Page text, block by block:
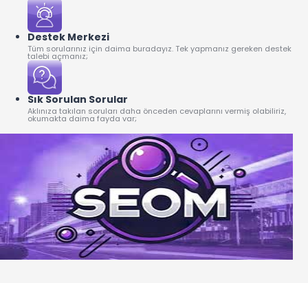
Destek Merkezi
Tüm sorularınız için daima buradayız. Tek yapmanız gereken destek
talebi açmanız;
Sık Sorulan Sorular
Aklınıza takılan soruları daha önceden cevaplarını vermiş olabiliriz,
okumakta daima fayda var;